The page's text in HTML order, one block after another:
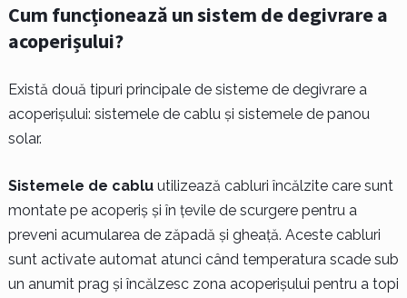
Cum funcționează un sistem de degivrare a
acoperișului?
Există două tipuri principale de sisteme de degivrare a
acoperișului: sistemele de cablu și sistemele de panou
solar.
Sistemele de cabluutilizează cabluri încălzite care sunt
montate pe acoperiș și în țevile de scurgere pentru a
preveni acumularea de zăpadă și gheață. Aceste cabluri
sunt activate automat atunci când temperatura scade sub
un anumit prag și încălzesc zona acoperișului pentru a topi